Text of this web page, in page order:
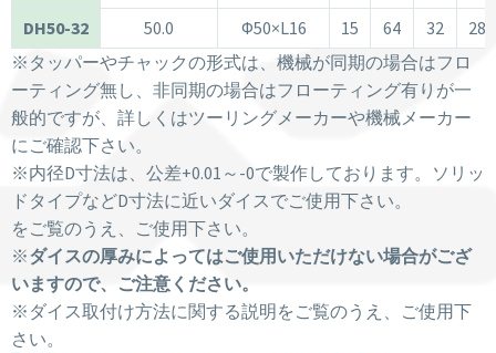
DH50-32
50.0 Φ50×L16 15 64 32
28
※タッパーやチャックの形式は、機械が同期の場合はフロ
ーティング無し、非同期の場合はフローティング有りが一
般的ですが、詳しくはツーリングメーカーや機械メーカー
にご確認下さい。
※内径D寸法は、公差+0.01～-0で製作しております。ソリッ
ドタイプなどD寸法に近いダイスでご使用下さい。
をご覧のうえ、ご使用下さい。
※ダイスの厚みによってはご使用いただけない場合がござ
いますので、ご注意ください。
※ダイス取付け方法に関する説明をご覧のうえ、ご使用下
さい。